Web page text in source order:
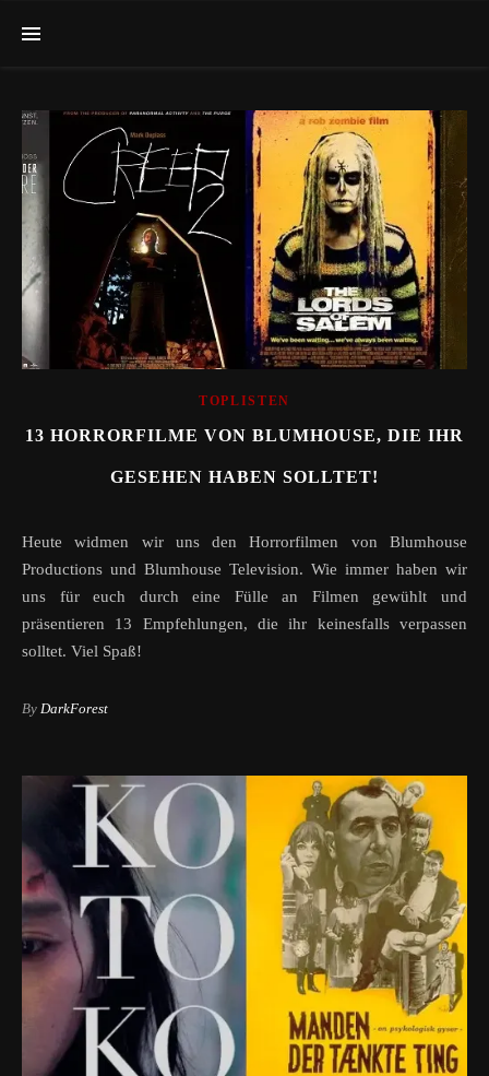
TOPLISTEN
13 HORRORFILME VON BLUMHOUSE, DIE IHR
GESEHEN HABEN SOLLTET!
Heute widmen wir uns den Horrorfilmen von Blumhouse
Productions und Blumhouse Television. Wie immer haben wir
uns für euch durch eine Fülle an Filmen gewühlt und
präsentieren 13 Empfehlungen, die ihr keinesfalls verpassen
solltet. Viel Spaß!
By DarkForest